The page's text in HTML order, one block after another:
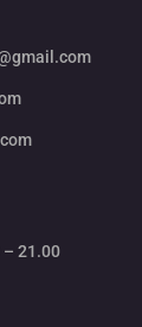
– 21.00